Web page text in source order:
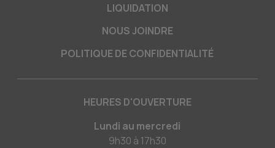
LIQUIDATION
NOUS JOINDRE
POLITIQUE DE CONFIDENTIALITÉ
HEURES D'OUVERTURE
Lundi au mercredi
9h30 à 17h30